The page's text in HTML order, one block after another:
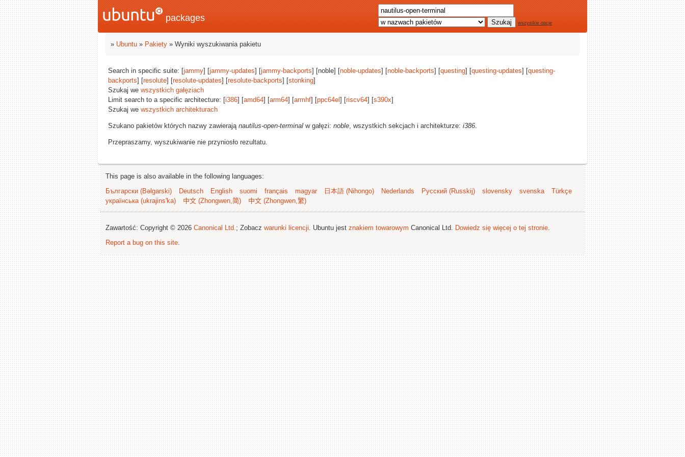
packages wszystkie opcje
» Ubuntu » Pakiety » Wyniki wyszukiwania pakietu
Search in specific suite: [jammy] [jammy-updates] [jammy-backports] [noble] [noble-updates] [noble-backports] [questing] [questing-updates] [questing-
backports] [resolute] [resolute-updates] [resolute-backports] [stonking]
Szukaj we wszystkich gałęziach
Limit search to a specific architecture: [i386] [amd64] [arm64] [armhf] [ppc64el ] [riscv64] [s390x]
Szukaj we wszystkich architekturach
Szukano pakietów których nazwy zawierają nautilus-open-terminal w gałęzi: noble, wszystkich sekcjach i architekturze: i386.
Przepraszamy, wyszukiwanie nie przyniosło rezultatu.
This page is also available in the following languages:
Български (Bəlgarski)
Deutsch English suomi français magyar 日本語 (Nihongo) Nederlands Русский (Russkij) slovensky svenska
Türkçe
українська (ukrajins'ka)
中文 (Zhongwen,简) 中文 (Zhongwen,繁)
Zawartość: Copyright © 2026 Canonical Ltd.; Zobacz warunki licencji. Ubuntu jest znakiem towarowym Canonical Ltd. Dowiedz się więcej o tej stronie.
Report a bug on this site.